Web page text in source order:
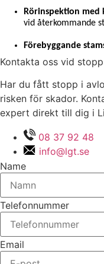
Rörinspektion med
vid återkommande
Förebyggande
Kontakta oss vid
Har du fått stopp i
risken för skador.
expert direkt till dig i
08 37 92 48
info@lgt.se
Name
Telefonnummer
Email